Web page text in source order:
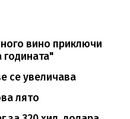
вино приключи
се увеличава
лято